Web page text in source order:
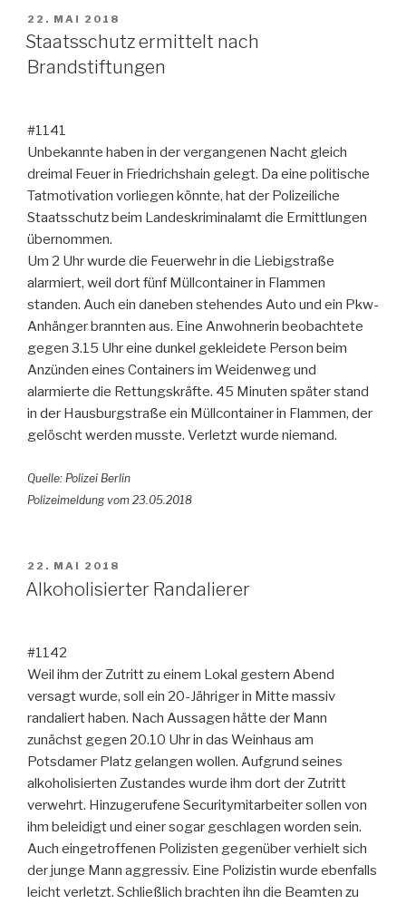
VERÖFFENTLICHT
AM
22. MAI 2018
Staatsschutz ermittelt nach
Brandstiftungen
#1141
Unbekannte haben in der vergangenen Nacht gleich
dreimal Feuer in Friedrichshain gelegt. Da eine politische
Tatmotivation vorliegen könnte, hat der Polizeiliche
Staatsschutz beim Landeskriminalamt die Ermittlungen
übernommen.
Um 2 Uhr wurde die Feuerwehr in die Liebigstraße
alarmiert, weil dort fünf Müllcontainer in Flammen
standen. Auch ein daneben stehendes Auto und ein Pkw-
Anhänger brannten aus. Eine Anwohnerin beobachtete
gegen 3.15 Uhr eine dunkel gekleidete Person beim
Anzünden eines Containers im Weidenweg und
alarmierte die Rettungskräfte. 45 Minuten später stand
in der Hausburgstraße ein Müllcontainer in Flammen, der
gelöscht werden musste. Verletzt wurde niemand.
Quelle: Polizei Berlin
Polizeimeldung vom 23.05.2018
VERÖFFENTLICHT
AM
22. MAI 2018
Alkoholisierter Randalierer
#1142
Weil ihm der Zutritt zu einem Lokal gestern Abend
versagt wurde, soll ein 20-Jähriger in Mitte massiv
randaliert haben. Nach Aussagen hätte der Mann
zunächst gegen 20.10 Uhr in das Weinhaus am
Potsdamer Platz gelangen wollen. Aufgrund seines
alkoholisierten Zustandes wurde ihm dort der Zutritt
verwehrt. Hinzugerufene Securitymitarbeiter sollen von
ihm beleidigt und einer sogar geschlagen worden sein.
Auch eingetroffenen Polizisten gegenüber verhielt sich
der junge Mann aggressiv. Eine Polizistin wurde ebenfalls
leicht verletzt. Schließlich brachten ihn die Beamten zu